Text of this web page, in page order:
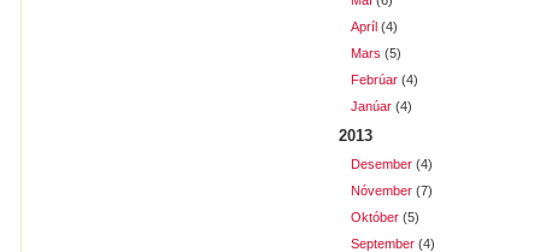
Apríl (4)
Mars (5)
Febrúar (4)
Janúar (4)
2013
Desember (4)
Nóvember (7)
Október (5)
September (4)